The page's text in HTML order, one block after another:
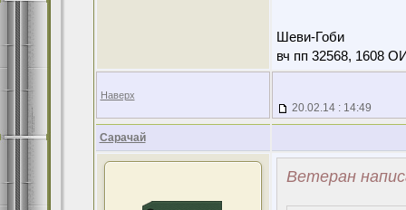
Шеви-Гоби
вч пп 32568, 1608
Наверх
20.02.14 : 14:49
Сарачай
Ветеран